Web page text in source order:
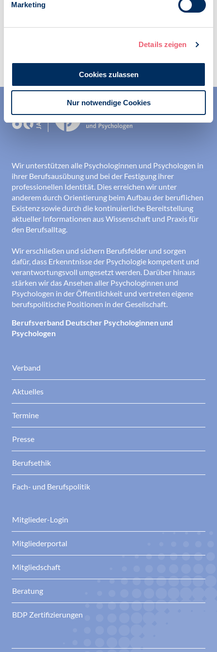
Marketing
Details zeigen
Cookies zulassen
Nur notwendige Cookies
Wir unterstützen alle Psychologinnen und Psychologen in
ihrer Berufsausübung und bei der Festigung ihrer
professionellen Identität. Dies erreichen wir unter
anderem durch Orientierung beim Aufbau der beruflichen
Existenz sowie durch die kontinuierliche Bereitstellung
aktueller Informationen aus Wissenschaft und Praxis für
den Berufsalltag.
Wir erschließen und sichern Berufsfelder und sorgen
dafür, dass Erkenntnisse der Psychologie kompetent und
verantwortungsvoll umgesetzt werden. Darüber hinaus
stärken wir das Ansehen aller Psychologinnen und
Psychologen in der Öffentlichkeit und vertreten eigene
berufspolitische Positionen in der Gesellschaft.
Berufsverband Deutscher Psychologinnen und
Psychologen
Verband
Aktuelles
Termine
Presse
Berufsethik
Fach- und Berufspolitik
Mitglieder-Login
Mitgliederportal
Mitgliedschaft
Beratung
BDP Zertifizierungen